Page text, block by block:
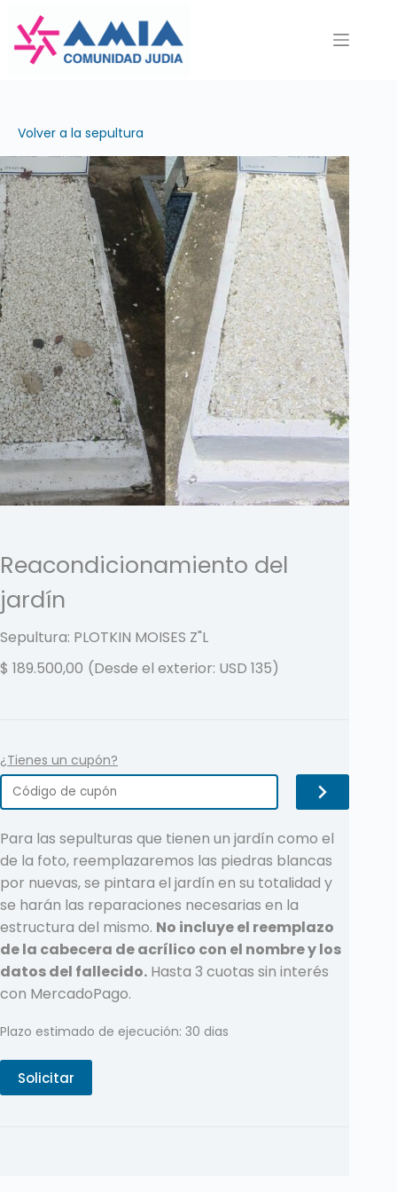
Saltar
contenido
Volver a la sepultura
Reacondicionamiento del
jardín
Sepultura: PLOTKIN MOISES Z"L
$ 189.500,00 (Desde el exterior: USD 135)
¿Tienes un cupón?
Para las sepulturas que tienen un jardín como el
de la foto, reemplazaremos las piedras blancas
por nuevas, se pintara el jardín en su totalidad y
se harán las reparaciones necesarias en la
estructura del mismo. No incluye el reemplazo
de la cabecera de acrílico con el nombre y los
datos del fallecido. Hasta 3 cuotas sin interés
con MercadoPago.
Plazo estimado de ejecución: 30 dias
Solicitar